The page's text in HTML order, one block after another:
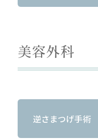
美容外科
逆さまつげ手術